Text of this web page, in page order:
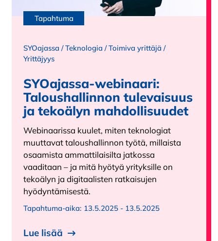
Tapahtuma
SYOajassa /Teknologia /Toimiva yrittäjä /
Yrittäjyys
SYOajassa-webinaari:
Taloushallinnon tulevaisuus
ja tekoälyn mahdollisuudet
Webinaarissa kuulet, miten teknologiat
muuttavat taloushallinnon työtä, millaista
osaamista ammattilaisilta jatkossa
vaaditaan – ja mitä hyötyä yrityksille on
tekoälyn ja digitaalisten ratkaisujen
hyödyntämisestä.
Tapahtuma-aika: 13.5.2025 - 13.5.2025
Lue lisää